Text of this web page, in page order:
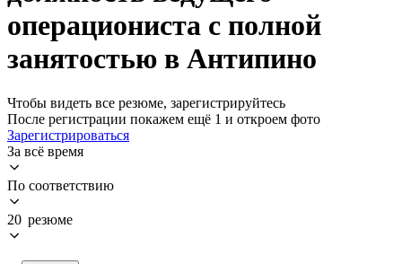
операциониста с полной
занятостью в Антипино
Чтобы видеть все резюме, зарегистрируйтесь
После регистрации покажем ещё 1 и откроем фото
Зарегистрироваться
За всё время
По соответствию
20 резюме